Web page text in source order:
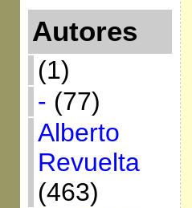
Autores
(1)
- (77)
Alberto
Revuelta
(463)